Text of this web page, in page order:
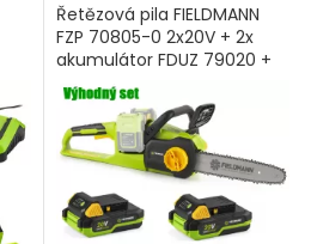
Řetězová pila FIELDMANN
FZP 70805-0 2x20V + 2x
akumulátor FDUZ 79020 +
Nabíječka FDUZ 79110